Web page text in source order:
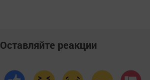
Оставляйте реакции